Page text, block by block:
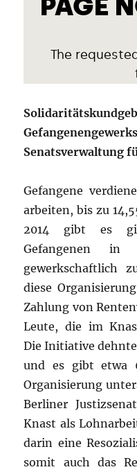
Senatsverwaltung
Gefangene
arbeiten, bis zu
2014 gibt es
Gefangenen
gewerkschaftlich
diese
Zahlung von
Leute, die im
Die Initiative
und es gibt etwa
Organisierung
Berliner
Knast als
darin eine
somit auch das